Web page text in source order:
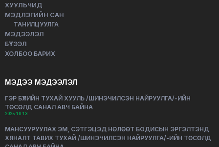
ХУУЛЬЧИД
МЭДЛЭГИЙН САН
ТАНИЛЦУУЛГА
МЭДЭЭЛЭЛ
БҮТЭЭЛ
ХОЛБОО БАРИХ
МЭДЭЭ МЭДЭЭЛЭЛ
ГЭР БҮЛИЙН ТУХАЙ ХУУЛЬ /ШИНЭЧИЛСЭН НАЙРУУЛГА/-ИЙН
ТӨСӨЛД САНАЛ АВЧ БАЙНА
2025-10-13
МАНСУУРУУЛАХ ЭМ, СЭТГЭЦЭД НӨЛӨӨТ БОДИСЫН ЭРГЭЛТЭНД
ХЯНАЛТ ТАВИХ ТУХАЙ /ШИНЭЧИЛСЭН НАЙРУУЛГА/-ИЙН ТӨСӨЛД